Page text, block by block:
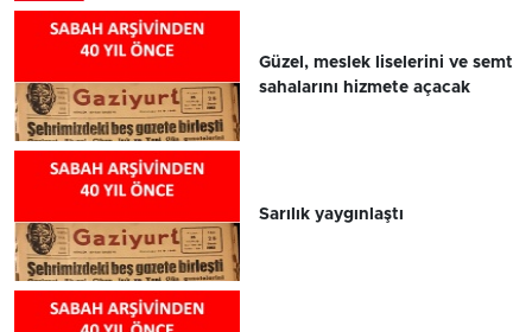
Güzel, meslek liselerini ve semt
sahalarını hizmete açacak
Sarılık yaygınlaştı